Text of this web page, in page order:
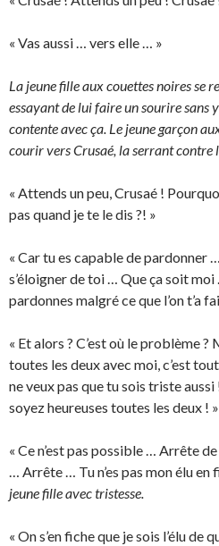
« Vas aussi … vers elle … »
La jeune fille aux couettes noires se
essayant de lui faire un sourire
contente avec ça. Le jeune garçon
courir vers Crusaé, la serrant contre
« Attends un peu, Crusaé !
pas quand je te le dis ?! »
« Car tu es capable de pardonner
s’éloigner de toi … Que ça soit
pardonnes malgré ce que l’on t’a
« Et alors ? C’est où le problème
toutes les deux avec moi, c’est
ne veux pas que tu sois triste
soyez heureuses toutes les deux ! »
« Ce n’est pas possible … Arrête
… Arrête … Tu n’es pas mon élu en
jeune fille avec tristesse.
« On s’en fiche que je sois l’élu de